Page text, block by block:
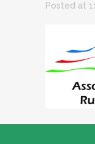
Posted at